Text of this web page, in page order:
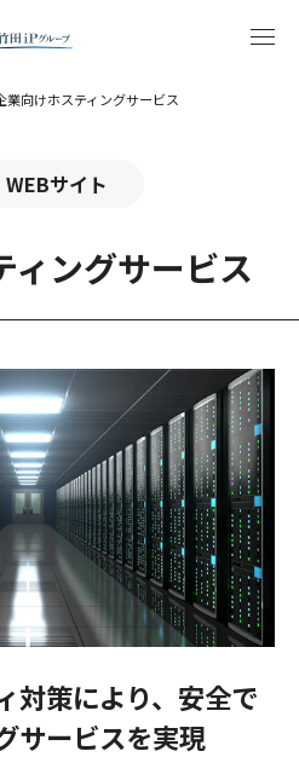
業向けホスティングサービス
WEBサイト
ィングサービス
対策により、安全で
サービスを実現